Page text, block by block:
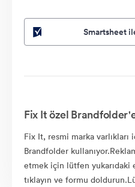
Smartsheet
Fix It özel
Fix It, resmi marka varlıkları
Brandfolder
etmek için lütfen yukarıdaki
tıklayın ve formu